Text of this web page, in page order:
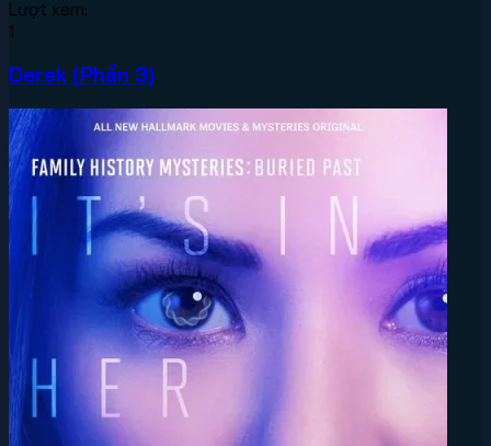
Lượt xem:
1
Derek (Phần 3)